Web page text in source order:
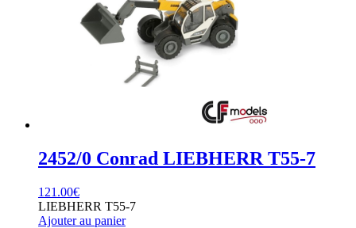
2452/0 Conrad LIEBHERR T55-7
121.00€
LIEBHERR T55-7
Ajouter au panier